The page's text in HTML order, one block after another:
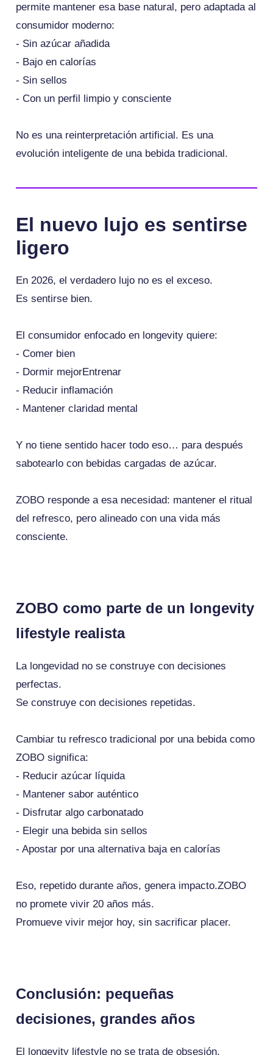
permite mantener esa base natural, pero adaptada al
consumidor moderno:
- Sin azúcar añadida
- Bajo en calorías
- Sin sellos
- Con un perfil limpio y consciente
No es una reinterpretación artificial. Es una
evolución inteligente de una bebida tradicional.
El nuevo lujo es sentirse
ligero
En 2026, el verdadero lujo no es el exceso.
Es sentirse bien.
El consumidor enfocado en longevity quiere:
- Comer bien
- Dormir mejorEntrenar
- Reducir inflamación
- Mantener claridad mental
Y no tiene sentido hacer todo eso… para después
sabotearlo con bebidas cargadas de azúcar.
ZOBO responde a esa necesidad: mantener el ritual
del refresco, pero alineado con una vida más
consciente.
ZOBO como parte de un longevity
lifestyle realista
La longevidad no se construye con decisiones
perfectas.
Se construye con decisiones repetidas.
Cambiar tu refresco tradicional por una bebida como
ZOBO significa:
- Reducir azúcar líquida
- Mantener sabor auténtico
- Disfrutar algo carbonatado
- Elegir una bebida sin sellos
- Apostar por una alternativa baja en calorías
Eso, repetido durante años, genera impacto.ZOBO
no promete vivir 20 años más.
Promueve vivir mejor hoy, sin sacrificar placer.
Conclusión: pequeñas
decisiones, grandes años
El longevity lifestyle no se trata de obsesión.